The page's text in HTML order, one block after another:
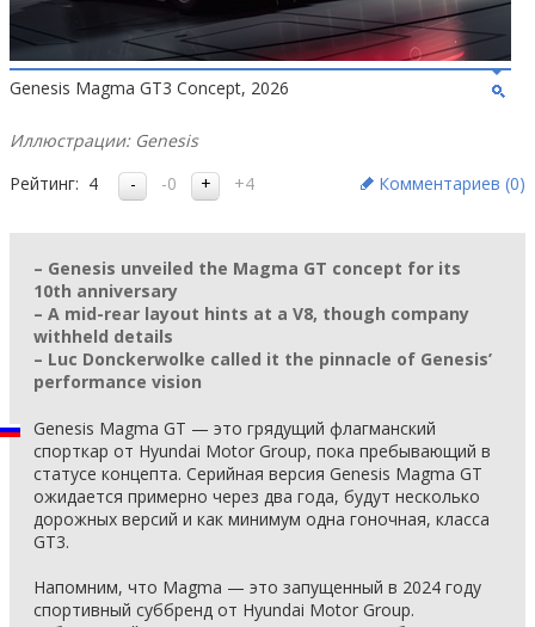
Genesis Magma GT3 Concept, 2026
Иллюстрации: Genesis
Рейтинг: 4 -0 +4 Комментариев (0)
– Genesis unveiled the Magma GT concept for its
10th anniversary
– A mid-rear layout hints at a V8, though company
withheld details
– Luc Donckerwolke called it the pinnacle of Genesis’
performance vision
Genesis Magma GT — это грядущий флагманский
спорткар от Hyundai Motor Group, пока пребывающий в
статусе концепта. Серийная версия Genesis Magma GT
ожидается примерно через два года, будут несколько
дорожных версий и как минимум одна гоночная, класса
GT3.
Напомним, что Magma — это запущенный в 2024 году
спортивный суббренд от Hyundai Motor Group.